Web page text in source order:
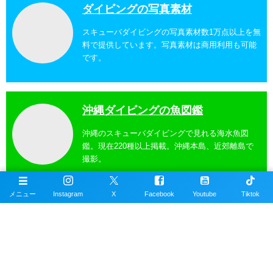
ダイビングの写真素材
スキューバダイビングの写真素材数1万点以上を無
料で提供しています。写真素材は商用利用も可能
です。
沖縄ダイビングの魚図鑑
沖縄のスキューバダイビングで見れる海水魚図
鑑。現在220種以上掲載。沖縄本島、近郊離島で
撮影。
メニュー Instagram X Facebook Youtube Tiktok